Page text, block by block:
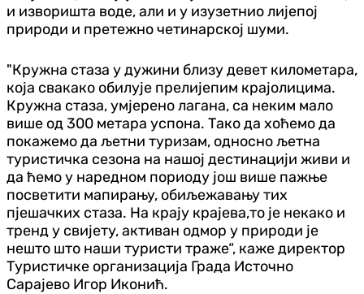
и изворишта воде, али и у изузетнио лијепој
природи и претежно четинарској шуми.
"Кружна стаза у дужини близу девет километара,
која свакако обилује прелијепим крајолицима.
Кружна стаза, умјерено лагана, са неким мало
више од 300 метара успона. Тако да хоћемо да
покажемо да љетни туризам, односно љетна
туристичка сезона на нашој дестинацији живи и
да ћемо у наредном пориоду још више пажње
посветити мапирању, обиљежавању тих
пјешачких стаза. На крају крајева,то је некако и
тренд у свијету, активан одмор у природи је
нешто што наши туристи траже“, каже директор
Туристичке организација Града Источно
Сарајево Игор Иконић.